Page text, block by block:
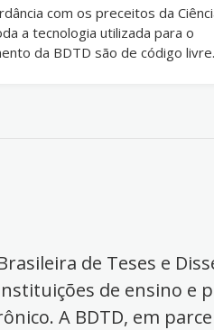
com os preceitos da
a tecnologia utilizada para o
da BDTD são de código livre.
de Teses e
de ensino e
A BDTD, em